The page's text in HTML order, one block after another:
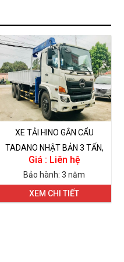
XE TẢI HINO GẮN CẨU
TADANO NHẬT BẢN 3 TẤN,
5 TẤN, 8 TẤN
Giá : Liên hệ
Bảo hành: 3 năm
XEM CHI TIẾT